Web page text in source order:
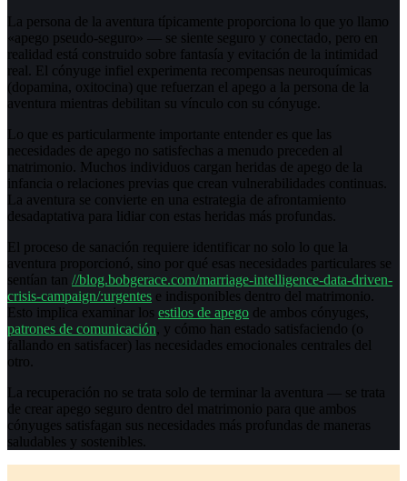
La persona de la aventura típicamente proporciona lo que yo llamo
«apego pseudo-seguro» — se siente seguro y conectado, pero en
realidad está construido sobre fantasía y evitación de la intimidad
real. El cónyuge infiel experimenta recompensas neuroquímicas
(dopamina, oxitocina) que refuerzan el apego a la persona de la
aventura mientras debilitan su vínculo con su cónyuge.
Lo que es particularmente importante entender es que las
necesidades de apego no satisfechas a menudo preceden al
matrimonio. Muchos individuos cargan heridas de apego de la
infancia o relaciones previas que crean vulnerabilidades continuas.
La aventura se convierte en una estrategia de afrontamiento
desadaptativa para lidiar con estas heridas más profundas.
El proceso de sanación requiere identificar no solo lo que la
aventura proporcionó, sino por qué esas necesidades particulares se
sentían tan //blog.bobgerace.com/marriage-intelligence-data-driven-
crisis-campaign/:urgentes e indisponibles dentro del matrimonio.
Esto implica examinar los estilos de apego de ambos cónyuges,
patrones de comunicación, y cómo han estado satisfaciendo (o
fallando en satisfacer) las necesidades emocionales centrales del
otro.
La recuperación no se trata solo de terminar la aventura — se trata
de crear apego seguro dentro del matrimonio para que ambos
cónyuges satisfagan sus necesidades más profundas de maneras
saludables y sostenibles.